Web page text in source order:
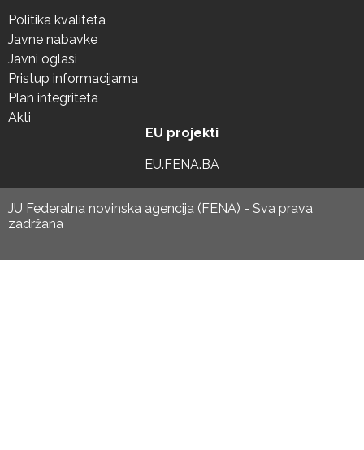
Politika kvaliteta
Javne nabavke
Javni oglasi
Pristup informacijama
Plan integriteta
Akti
EU projekti
EU.FENA.BA
JU Federalna novinska agencija (FENA) - Sva prava
zadržana